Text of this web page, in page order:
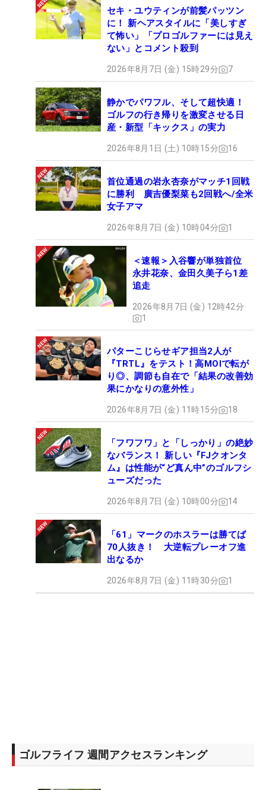
セキ・ユウティンが前髪パッツン
に！ 新ヘアスタイルに「美しすぎ
て怖い」「プロゴルファーには見え
ない」とコメント殺到
2026年8月7日 (金) 15時29分 7
静かでパワフル、そして超快適！
ゴルフの行き帰りを激変させる日
産・新型「キックス」の実力
2026年8月1日 (土) 10時15分 16
首位通過の岩永杏奈がマッチ1回戦
に勝利 廣吉優梨菜も2回戦へ/全米
女子アマ
2026年8月7日 (金) 10時04分 1
＜速報＞入谷響が単独首位
永井花奈、金田久美子ら1差
追走
2026年8月7日 (金) 12時42分
1
パターこじらせギア担当2人が
『TRTL』をテスト！高MOIで転が
り◎、調節も自在で「結果の改善効
果にかなりの意外性」
2026年8月7日 (金) 11時15分 18
「フワフワ」と「しっかり」の絶妙
なバランス！ 新しい『FJクオンタ
ム』は性能が“ど真ん中”のゴルフシ
ューズだった
2026年8月7日 (金) 10時00分 14
「61」マークのホスラーは勝てば
70人抜き！ 大逆転プレーオフ進
出なるか
2026年8月7日 (金) 11時30分 1
ゴルフライフ 週間アクセスランキング